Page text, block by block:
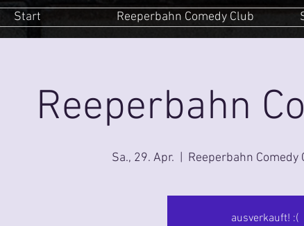
Start Reeperbahn Comedy Club
Reeperbahn
Sa., 29. Apr. Reeperbahn
ausverkauft! :(